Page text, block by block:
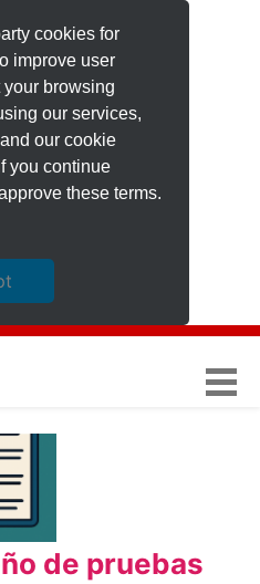
cookies for
improve user
browsing
our services,
our cookie
you continue
these terms.
de pruebas